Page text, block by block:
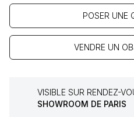
POSER UNE
VENDRE UN
VISIBLE SUR RENDEZ-
SHOWROOM DE PARIS